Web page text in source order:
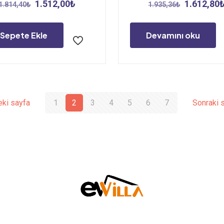
₺ Orijinal
1.814,40₺.
1.512,00₺
1.512,00₺.
Sepete Ekle
1.935,36₺ Orijinal
1.935,36₺.
1.612,80₺
Devamını oku
sayfa 1 2 3 4 5 6 7 Sonraki